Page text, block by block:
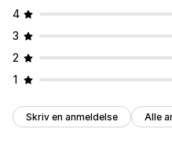
4
3
2
1
Skriv en anmeldelse Alle